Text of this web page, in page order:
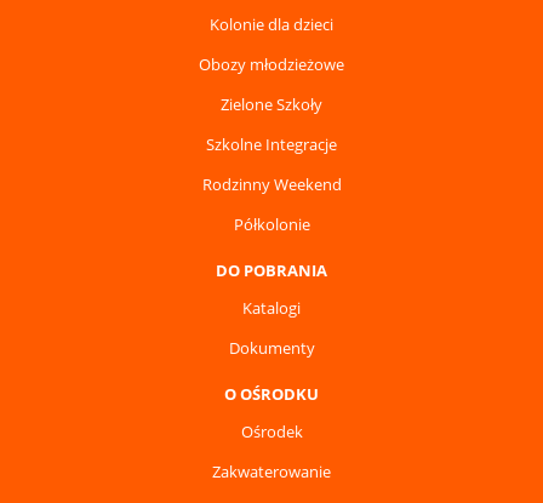
Kolonie dla dzieci
Obozy młodzieżowe
Zielone Szkoły
Szkolne Integracje
Rodzinny Weekend
Półkolonie
DO POBRANIA
Katalogi
Dokumenty
O OŚRODKU
Ośrodek
Zakwaterowanie